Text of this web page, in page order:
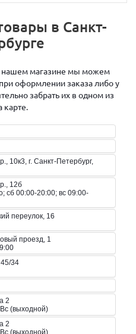
в Санкт-
нашем магазине мы можем
оформлении заказа либо у
забрать их в одном из
карте.
10к3, г. Санкт-Петербург,
12б
сб 00:00-20:00; вс 09:00-
переулок, 16
проезд, 1
34
2
(выходной)
2
(выходной)